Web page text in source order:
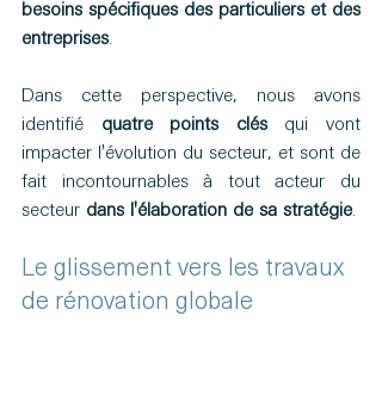
besoins spécifiques des particuliers et des
entreprises.
Dans cette perspective, nous avons
identifié quatre points clés qui vont
impacter l'évolution du secteur, et sont de
fait incontournables à tout acteur du
secteur dans l'élaboration de sa stratégie.
Le glissement vers les travaux
de rénovation globale